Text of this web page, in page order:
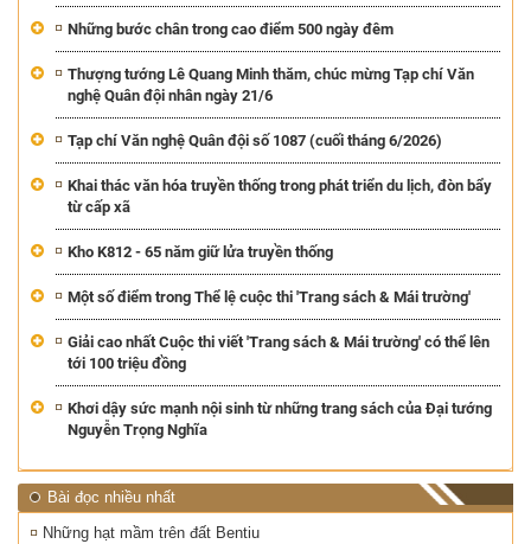
Những bước chân trong cao điểm 500 ngày đêm
Thượng tướng Lê Quang Minh thăm, chúc mừng Tạp chí Văn
nghệ Quân đội nhân ngày 21/6
Tạp chí Văn nghệ Quân đội số 1087 (cuối tháng 6/2026)
Khai thác văn hóa truyền thống trong phát triển du lịch, đòn bẩy
từ cấp xã
Kho K812 - 65 năm giữ lửa truyền thống
Một số điểm trong Thể lệ cuộc thi 'Trang sách & Mái trường'
Giải cao nhất Cuộc thi viết 'Trang sách & Mái trường' có thể lên
tới 100 triệu đồng
Khơi dậy sức mạnh nội sinh từ những trang sách của Đại tướng
Nguyễn Trọng Nghĩa
Bài đọc nhiều nhất
Những hạt mầm trên đất Bentiu